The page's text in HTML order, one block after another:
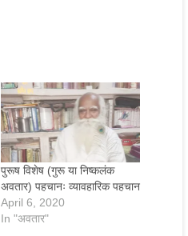
पुरूष विशेष (गुरू या निष्कलंक
अवतार) पहचानः व्यावहारिक पहचान
April 6, 2020
In "अवतार"